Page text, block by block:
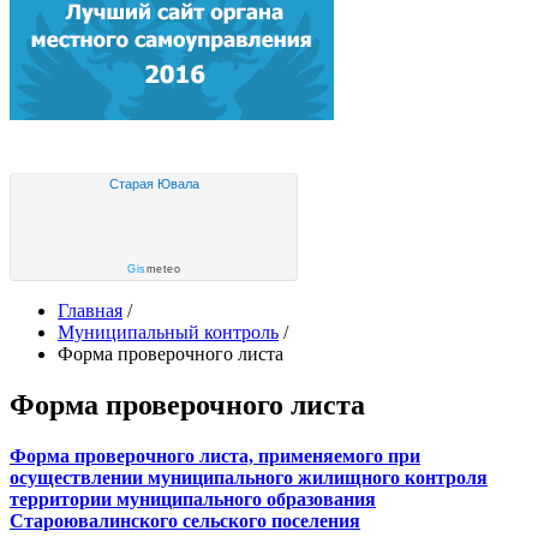
Старая Ювала
Gismeteo
Главная /
Муниципальный контроль /
Форма проверочного листа
Форма проверочного листа
Форма проверочного листа, применяемого при
осуществлении муниципального жилищного контроля
территории муниципального образования
Староювалинского сельского поселения